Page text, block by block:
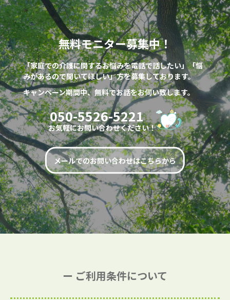
無料モニター募集中！
「家庭での介護に関するお悩みを電話で話したい」「悩
みがあるので聞いてほしい」方を募集しております。
キャンペーン期間中、無料でお話をお伺い致します。
050-5526-5221
お気軽にお問い合わせください！
メールでのお問い合わせはこちらから
ー ご利用条件について